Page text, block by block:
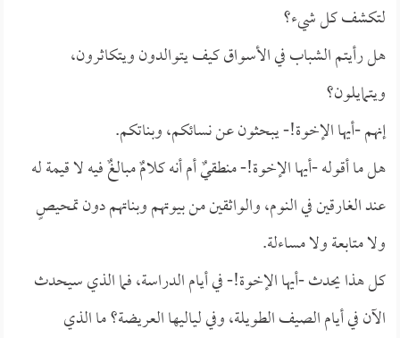
لتكشف كل شيء؟
هل رأيتم الشباب في الأسواق كيف يتوالدون ويتكاثرون،
ويتمايلون؟
إنهم -أيها الإخوة!- يبحثون عن نسائكم، وبناتكم.
هل ما أقوله -أيها الإخوة!- منطقيٌ أم أنه كلامٌ مبالغٌ فيه لا قيمة له
عند الغارقين في النوم، والواثقين من بيوتهم وبناتهم دون تمحيصٍ
ولا متابعة ولا مساءلة.
كل هذا يحدث -أيها الإخوة!- في أيام الدراسة، فما الذي سيحدث
الآن في أيام الصيف الطويلة، وفي لياليها العريضة؟ ما الذي